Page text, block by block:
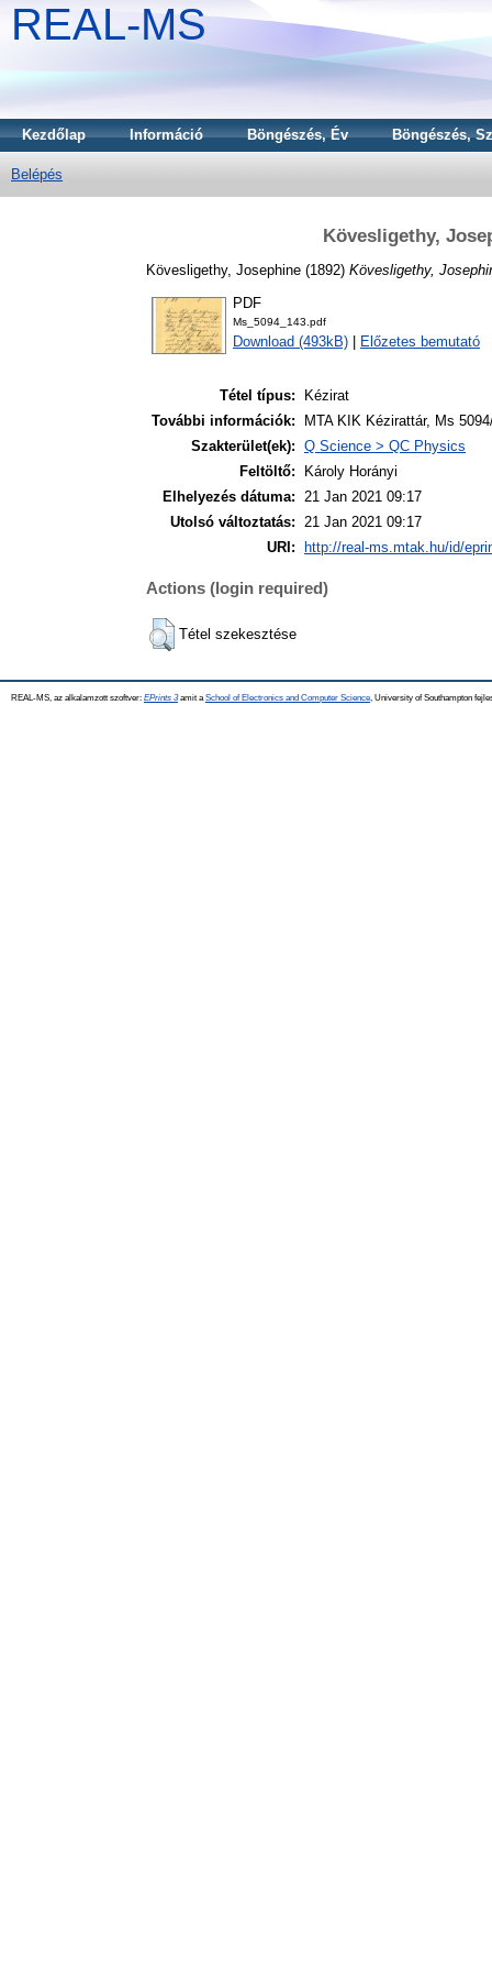
REAL-MS
Kezdőlap Információ Böngészés, Év Böngészés,
Belépés
Kövesligethy,
Kövesligethy, Josephine (1892) Kövesligethy,
PDF
Ms_5094_143.pdf
Download (493kB) Előzetes bemutató
Tétel típus:
Kézirat
További információk:
MTA KIK Kézirattár, Ms
Szakterület(ek): Q Science > QC Physics
Feltöltő:
Károly Horányi
Elhelyezés dátuma: 21 Jan 2021 09:17
Utolsó változtatás: 21 Jan 2021 09:17
URI:
http://real-ms.mtak.hu/id/
Actions (login required)
Tétel szekesztése
REAL-MS, az alkalamzott szoftver: EPrints 3amit a School of Electronics and Computer Science , University of Southampton